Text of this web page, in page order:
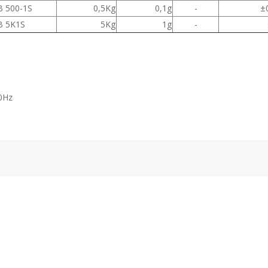
500-1S 0,5Kg 0,1g -
5K1S
5Kg 1g -